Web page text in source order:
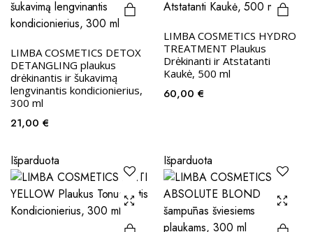
LIMBA COSMETICS DETOX
DETANGLING plaukus
drėkinantis ir šukavimą
lengvinantis kondicionierius,
300 ml
21,00 €
LIMBA COSMETICS HYDRO
TREATMENT Plaukus
Drėkinanti ir Atstatanti
Kaukė, 500 ml
60,00 €
Išparduota Išparduota